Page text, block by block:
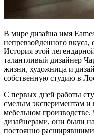
В мире дизайна имя
непревзойденного
История этой
талантливый дизайнер
жизни, художница и
собственную студию в
С первых дней работы
смелым экспериментам и
мебельном
дизайнерами, они были
постоянно